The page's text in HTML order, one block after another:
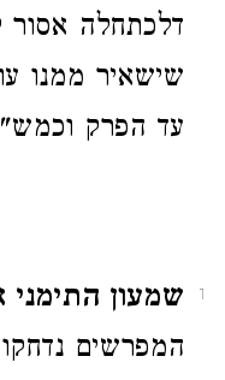
דלכתחלה אסור
שישאיר ממנו
עד הפרק
1
שמעון התימני
המפרשים